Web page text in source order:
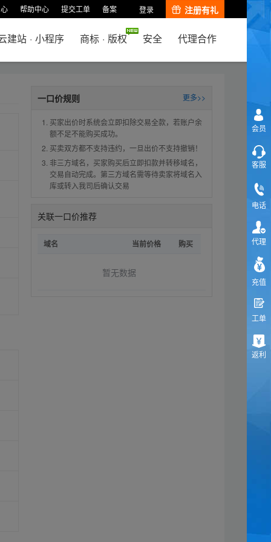
帮助中心 提交工单 备案 登录 注册有礼
建站 · 小程序 商标 · 版权 安全 代理合作
一口价规则 更多>>
买家出价时系统会立即扣除交易全款，若账户余
额不足不能购买成功。
买卖双方都不支持违约，一旦出价不支持撤销！
非三方域名，买家购买后立即扣款并转移域名，
交易自动完成。第三方域名需等待卖家将域名入
库或转入我司后确认交易
关联一口价推荐
域名 当前价格 购买
暂无数据
会员
客服
电话
代理
充值
工单
返利